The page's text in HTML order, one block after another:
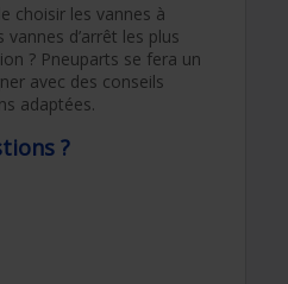
choisir les vannes à
d’arrêt les plus
? Pneuparts se fera un
avec des conseils
adaptées.
?